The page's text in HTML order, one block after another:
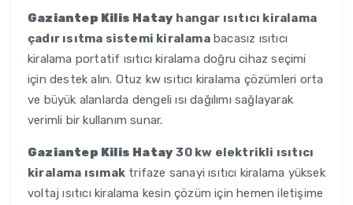
Gaziantep Kilis Hatay hangar ısıtıcı kiralama
çadır ısıtma sistemi kiralamabacasız ısıtıcı
kiralama portatif ısıtıcı kiralama doğru cihaz seçimi
için destek alın. Otuz kw ısıtıcı kiralama çözümleri orta
ve büyük alanlarda dengeli ısı dağılımı sağlayarak
verimli bir kullanım sunar.
Gaziantep Kilis Hatay30 kw elektrikli ısıtıcı
kiralama ısımak trifaze sanayi ısıtıcı kiralama yüksek
voltaj ısıtıcı kiralama kesin çözüm için hemen iletişime